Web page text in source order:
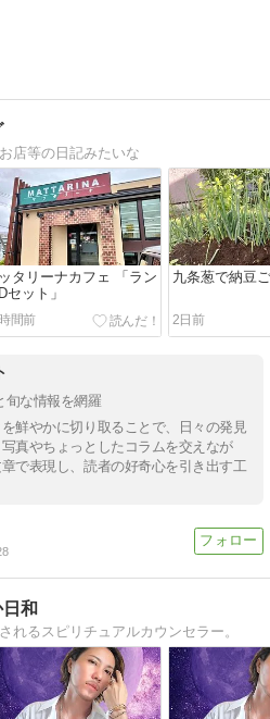
店等の日記みたいな
タリーナカフェ 「ラン
セット」
間前
九条葱で納豆
2日前
旬な情報を網羅
鮮やかに切り取ることで、日々の発見
真やちょっとしたコラムを交えなが
で表現し、読者の好奇心を引き出す工
和
れるスピリチュアルカウンセラー。